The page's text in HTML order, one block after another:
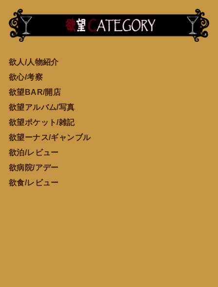
欲人/人物紹介
欲心/考察
欲望BAR/開店
欲望アルバム/写真
欲望ポケット/雑記
欲望ーナス/ギャンブル
欲泊/レビュー
欲病院/アデー
欲食/レビュー